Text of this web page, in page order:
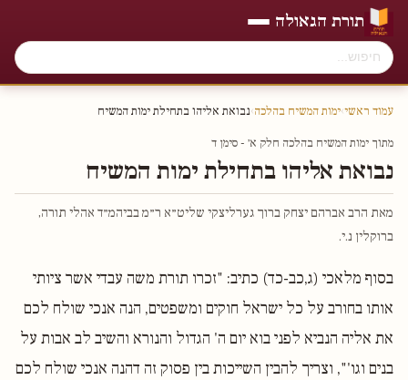
תורת הגאולה
עמוד ראשי›ימות המשיח בהלכה›נבואת אליהו בתחילת ימות המשיח
מתוך ימות המשיח בהלכה חלק א׳ - סימן ד
נבואת אליהו בתחילת ימות המשיח
מאת הרב אברהם יצחק ברוך גערליצקי שליט״א ר״מ בביהמ״ד אהלי תורה,
ברוקלין נ.י.
בסוף מלאכי (ג,כב-כד) כתיב: "זכרו תורת משה עבדי אשר ציותי
אותו בחורב על כל ישראל חוקים ומשפטים, הנה אנכי שולח לכם
את אליה הנביא לפני בוא יום ה' הגדול והנורא והשיב לב אבות על
בנים וגו'", וצריך להבין השייכות בין פסוק זה דהנה אנכי שולח לכם